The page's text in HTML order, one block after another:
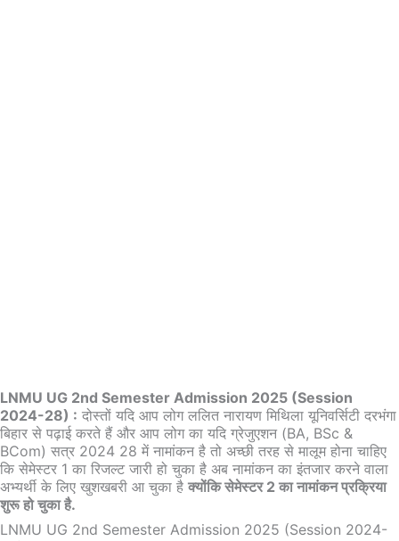
LNMU UG 2nd Semester Admission 2025 (Session
2024-28) : दोस्तों यदि आप लोग ललित नारायण मिथिला यूनिवर्सिटी दरभंगा
बिहार से पढ़ाई करते हैं और आप लोग का यदि ग्रेजुएशन (BA, BSc &
BCom) सत्र 2024 28 में नामांकन है तो अच्छी तरह से मालूम होना चाहिए
कि सेमेस्टर 1 का रिजल्ट जारी हो चुका है अब नामांकन का इंतजार करने वाला
अभ्यर्थी के लिए खुशखबरी आ चुका है क्योंकि सेमेस्टर 2 का नामांकन प्रक्रिया
शुरू हो चुका है.
LNMU UG 2nd Semester Admission 2025 (Session 2024-